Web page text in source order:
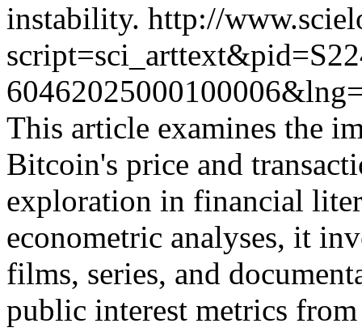
instability. http://
This article examines the
Bitcoin's price and
exploration in financial
econometric analyses, it
films, series, and
public interest metrics